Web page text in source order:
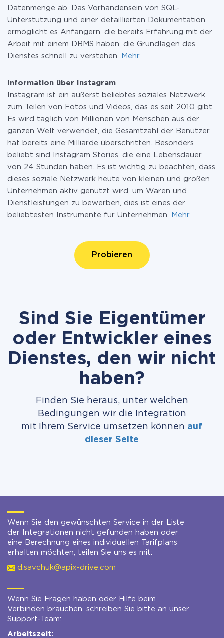
Datenmenge ab. Das Vorhandensein von SQL-
Unterstützung und einer detaillierten Dokumentation
ermöglicht es Anfängern, die bereits Erfahrung mit der
Arbeit mit einem DBMS haben, die Grundlagen des
Dienstes schnell zu verstehen.
Mehr
Information über Instagram
Instagram ist ein äußerst beliebtes soziales Netzwerk
zum Teilen von Fotos und Videos, das es seit 2010 gibt.
Es wird täglich von Millionen von Menschen aus der
ganzen Welt verwendet, die Gesamtzahl der Benutzer
hat bereits eine Milliarde überschritten. Besonders
beliebt sind Instagram Stories, die eine Lebensdauer
von 24 Stunden haben. Es ist wichtig zu beachten, dass
dieses soziale Netzwerk heute von kleinen und großen
Unternehmen aktiv genutzt wird, um Waren und
Dienstleistungen zu bewerben, dies ist eines der
beliebtesten Instrumente für Unternehmen.
Mehr
Probieren
Sind Sie Eigentümer
oder Entwickler eines
Dienstes, den wir nicht
haben?
Finden Sie heraus, unter welchen
Bedingungen wir die Integration
mit Ihrem Service umsetzen können auf
dieser Seite
Wenn Sie den gewünschten Service in der Liste
der Integrationen nicht gefunden haben oder
eine Berechnung eines individuellen Tarifplans
erhalten möchten, teilen Sie uns es mit:
d.savchuk@apix-drive.com
Wenn Sie Fragen haben oder Hilfe beim
Verbinden brauchen, schreiben Sie bitte an unser
Support-Team:
Arbeitszeit: